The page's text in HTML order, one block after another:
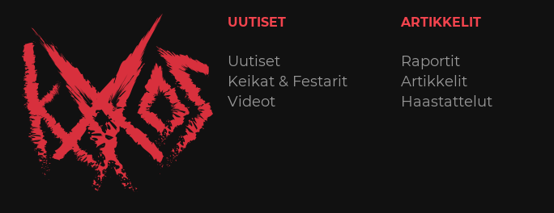
UUTISET
Uutiset
Keikat & Festarit
Videot
ARTIKKELIT
Raportit
Artikkelit
Haastattelut